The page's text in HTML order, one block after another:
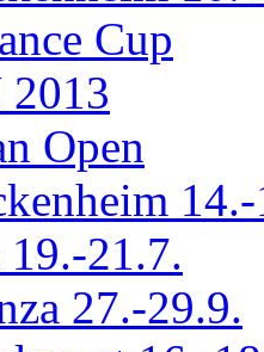
Cup
2013
Open
19.-21.7.
27.-29.9.